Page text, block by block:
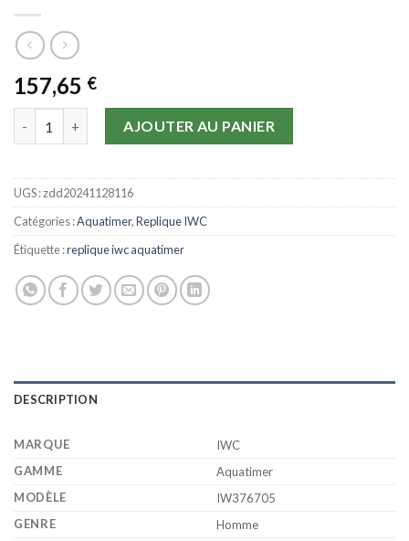
157,65 €
AJOUTER AU PANIER
UGS :zdd20241128116
Catégories :Aquatimer,Replique IWC
Étiquette :replique iwc aquatimer
DESCRIPTION
MARQUE
IWC
GAMME
Aquatimer
MODÈLE
IW376705
GENRE
Homme